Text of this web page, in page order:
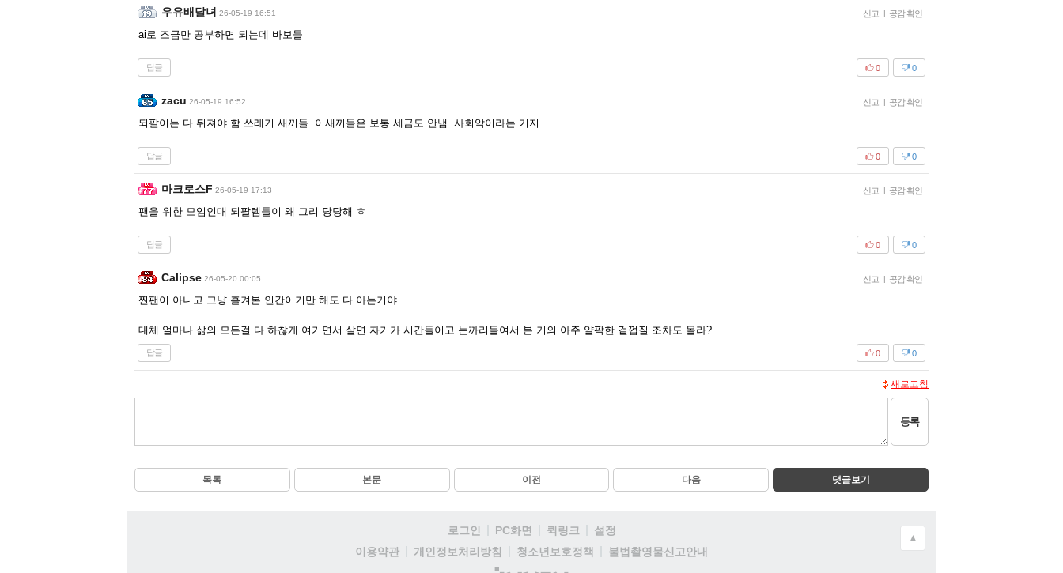
우유배달녀 26-05-19 16:51 신고 | 공감 확인
ai로 조금만 공부하면 되는데 바보들
답글 0
0
zacu 26-05-19 16:52 신고 | 공감 확인
되팔이는 다 뒤져야 함 쓰레기 새끼들. 이새끼들은 보통 세금도 안냄. 사회악이라는 거지.
답글 0
0
마크로스F 26-05-19 17:13 신고 | 공감 확인
팬을 위한 모임인대 되팔렘들이 왜 그리 당당해 ㅎ
답글 0
0
Calipse 26-05-20 00:05 신고 | 공감 확인
찐팬이 아니고 그냥 흘겨본 인간이기만 해도 다 아는거야...
대체 얼마나 삶의 모든걸 다 하찮게 여기면서 살면 자기가 시간들이고 눈까리들여서 본 거의 아주 얄팍한 겉껍질 조차도 몰라?
답글 0
0
새로고침
등록
목록 본문 이전 다음 댓글보기
로그인 PC화면 퀵링크
설정
이용약관
개인정보처리방침 청소년보호정책
불법촬영물신고안내
▲